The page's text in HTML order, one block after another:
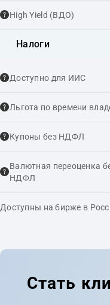
High Yield (ВДО)
Налоги
Доступно для ИИС
Льгота по времени
Купоны без НДФЛ
Валютная переоценка
НДФЛ
Доступны на бирже в
Стать